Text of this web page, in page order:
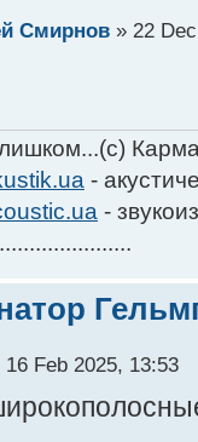
Смирнов » 22
-
-
16 Feb 2025, 13:53